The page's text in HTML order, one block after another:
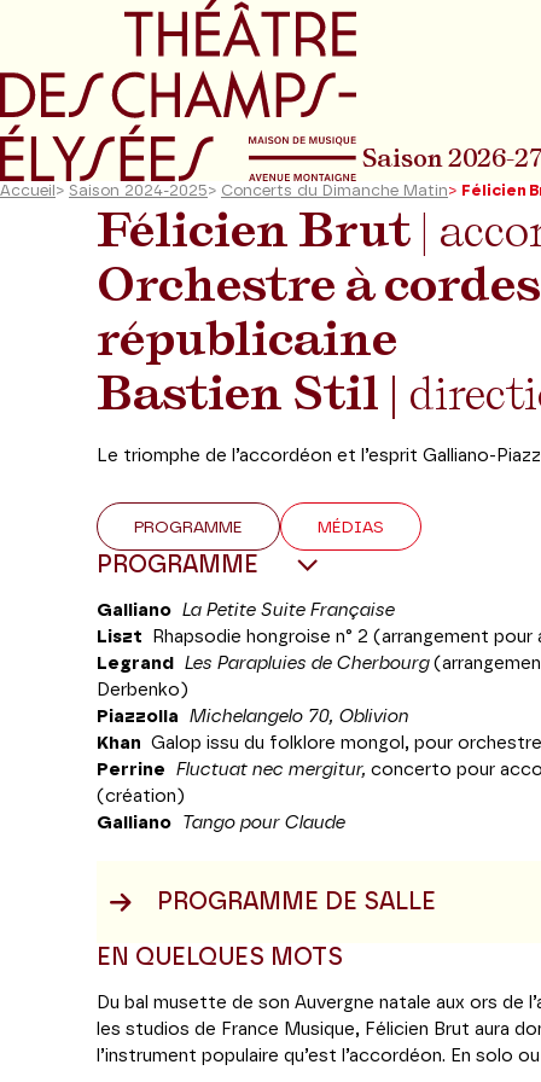
Aller au menu principal
Saison 2026-
Accueil > Saison 2024-2025> Concerts du Dimanche Matin> Félicien
Félicien Brut |
Orchestre à
républicaine
Bastien Stil |
Le triomphe de l’accordéon et l’esprit Galliano-
PROGRAMME MÉDIAS
PROGRAMME
Galliano La Petite Suite Française
Liszt Rhapsodie hongroise n° 2 (arrangement
Legrand
Les Parapluies de Cherbourg
Derbenko)
Piazzolla
Michelangelo 70, Oblivion
Khan Galop issu du folklore mongol, pour orchestre
Perrine
Fluctuat nec mergitur, concerto pour
(création)
Galliano
Tango pour Claude
PROGRAMME DE SALLE
EN QUELQUES MOTS
Du bal musette de son Auvergne natale aux ors de
les studios de France Musique, Félicien Brut aura
l’instrument populaire qu’est l’accordéon. En solo